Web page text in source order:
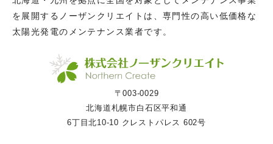
を展開するノーザンクリエイトは、専門性の高い低価格な
太陽光発電のメンテナンス業者です。
〒003-0029
北海道札幌市白石区平和通
6丁目北10-10 クレストパレス 602号